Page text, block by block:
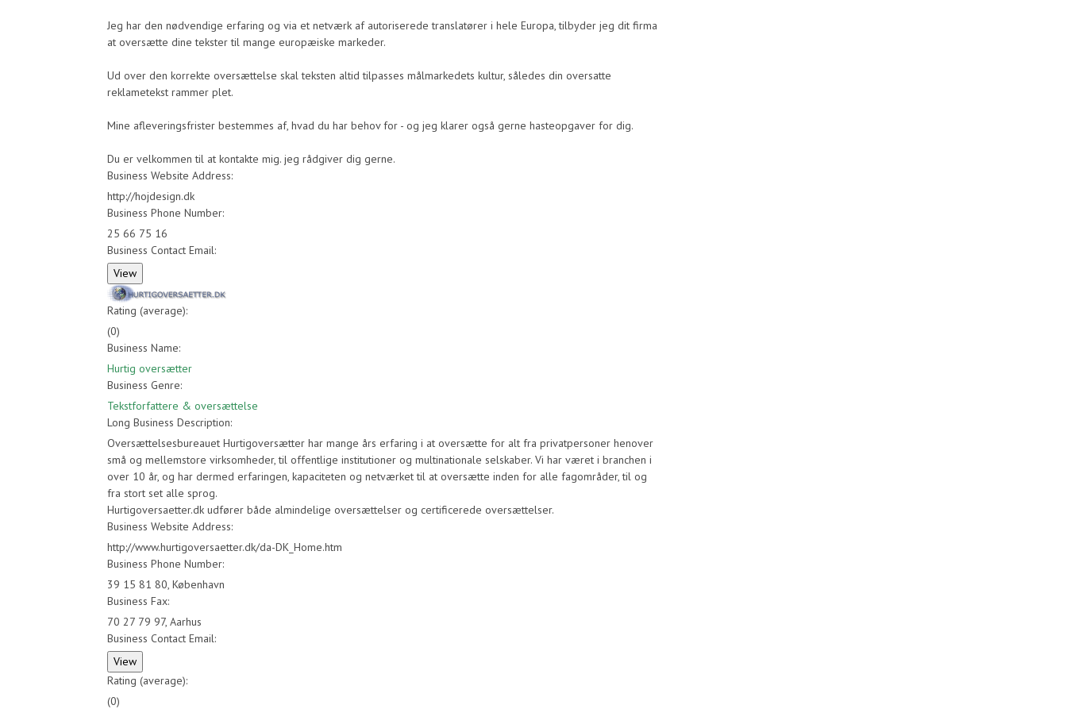
Jeg har den nødvendige erfaring og via et netværk af autoriserede translatører i hele Europa, tilbyder jeg dit firma
at oversætte dine tekster til mange europæiske markeder.
Ud over den korrekte oversættelse skal teksten altid tilpasses målmarkedets kultur, således din oversatte
reklametekst rammer plet.
Mine afleveringsfrister bestemmes af, hvad du har behov for - og jeg klarer også gerne hasteopgaver for dig.
Du er velkommen til at kontakte mig. jeg rådgiver dig gerne.
Business Website Address:
http://hojdesign.dk
Business Phone Number:
25 66 75 16
Business Contact Email:
Rating (average):
(0)
Business Name:
Hurtig oversætter
Business Genre:
Tekstforfattere & oversættelse
Long Business Description:
Oversættelsesbureauet Hurtigoversætter har mange års erfaring i at oversætte for alt fra privatpersoner henover
små og mellemstore virksomheder, til offentlige institutioner og multinationale selskaber. Vi har været i branchen i
over 10 år, og har dermed erfaringen, kapaciteten og netværket til at oversætte inden for alle fagområder, til og
fra stort set alle sprog.
Hurtigoversaetter.dk udfører både almindelige oversættelser og certificerede oversættelser.
Business Website Address:
http://www.hurtigoversaetter.dk/da-DK_Home.htm
Business Phone Number:
39 15 81 80, København
Business Fax:
70 27 79 97, Aarhus
Business Contact Email:
Rating (average):
(0)